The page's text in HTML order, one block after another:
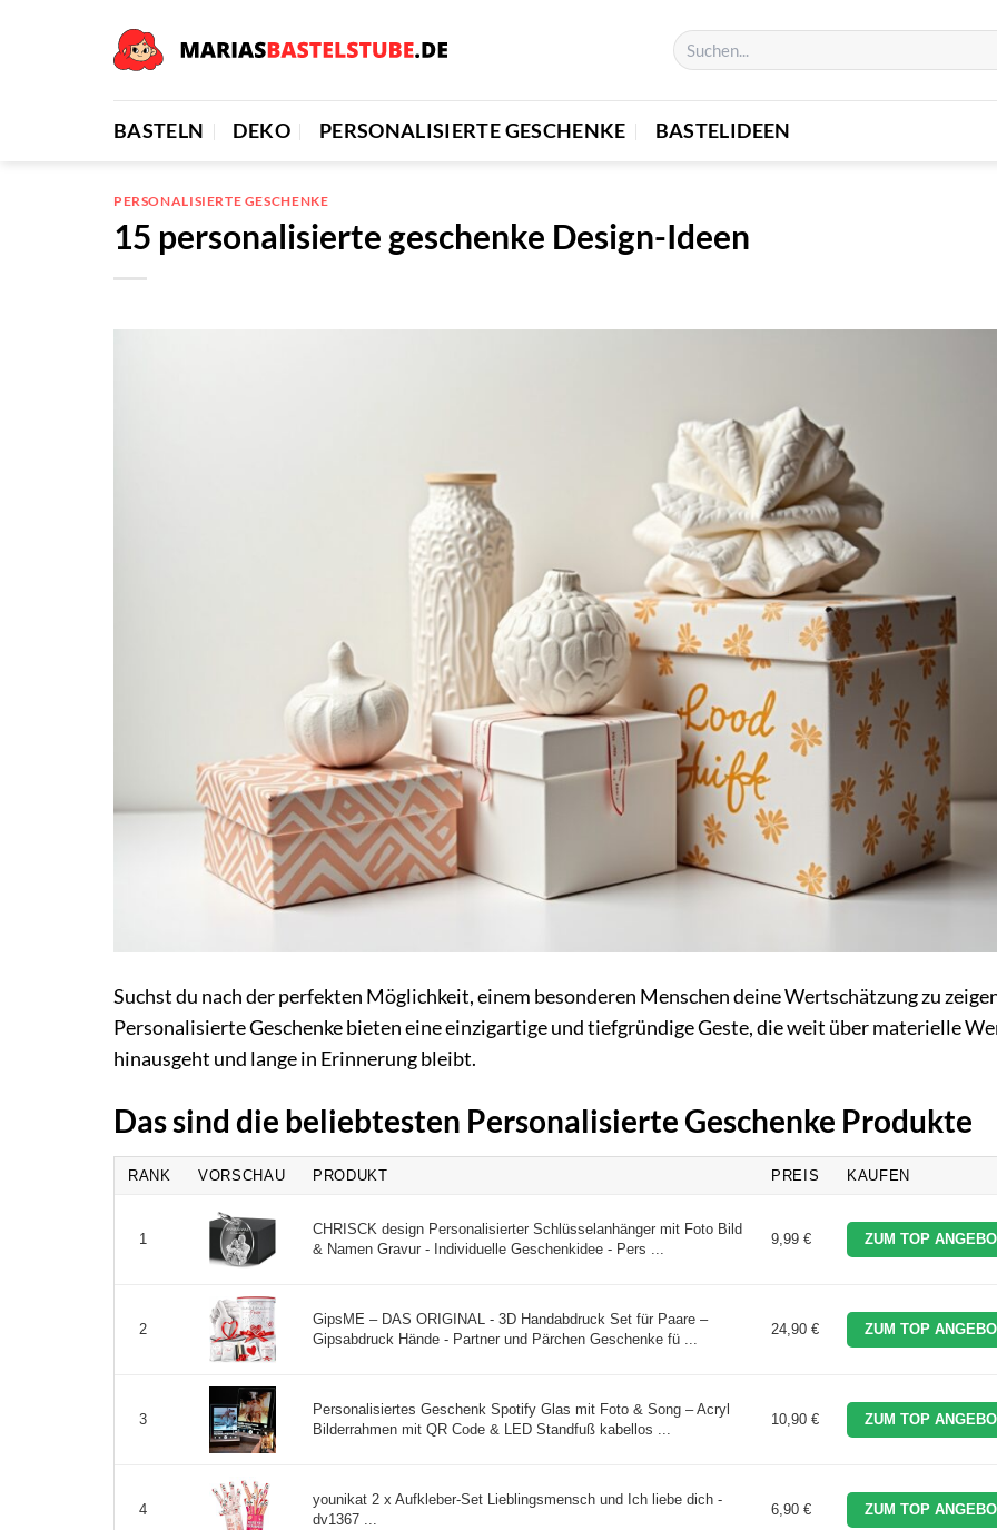
BASTELN DEKO PERSONALISIERTE GESCHENKE BASTELIDEEN
PERSONALISIERTE GESCHENKE
15 personalisierte geschenke Design-Ideen
Suchst du nach der perfekten Möglichkeit, einem besonderen Menschen deine Wertschätzung zu
Personalisierte Geschenke bieten eine einzigartige und tiefgründige Geste, die weit über materielle
hinausgeht und lange in Erinnerung bleibt.
Das sind die beliebtesten Personalisierte Geschenke Produkte
RANK VORSCHAU PRODUKT PREIS KAUFEN
1
CHRISCK design Personalisierter Schlüsselanhänger mit Foto Bild
& Namen Gravur - Individuelle Geschenkidee - Pers ...
9,99 € ZUM TOP
2
GipsME – DAS ORIGINAL - 3D Handabdruck Set für Paare –
Gipsabdruck Hände - Partner und Pärchen Geschenke fü ...
24,90 € ZUM TOP
3
Personalisiertes Geschenk Spotify Glas mit Foto & Song – Acryl
Bilderrahmen mit QR Code & LED Standfuß kabellos ...
10,90 € ZUM TOP
4
younikat 2 x Aufkleber-Set Lieblingsmensch und Ich liebe dich -
dv1367 ...
6,90 € ZUM TOP